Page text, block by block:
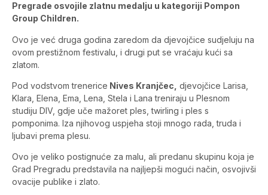
Pregrade osvojile zlatnu medalju u kategoriji Pompon
Group Children.
Ovo je već druga godina zaredom da djevojčice sudjeluju na
ovom prestižnom festivalu, i drugi put se vraćaju kući sa
zlatom.
Pod vodstvom trenerice Nives Kranjčec, djevojčice Larisa,
Klara, Elena, Ema, Lena, Stela i Lana treniraju u Plesnom
studiju DIV, gdje uče mažoret ples, twirling i ples s
pomponima. Iza njihovog uspjeha stoji mnogo rada, truda i
ljubavi prema plesu.
Ovo je veliko postignuće za malu, ali predanu skupinu koja je
Grad Pregradu predstavila na najljepši mogući način, osvojivši
ovacije publike i zlato.